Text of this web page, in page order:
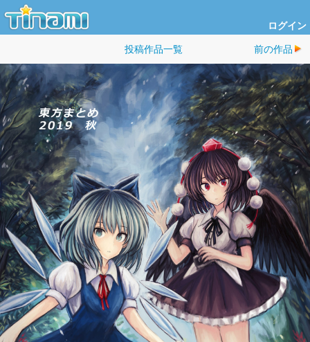
ログイン
投稿作品一覧 前の作品